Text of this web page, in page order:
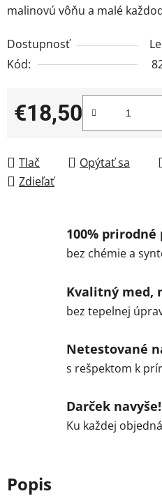
malinovú vôňu a malé
Dostupnosť
Kód:
€18,50
Jednotková cena:
Tlač Opýtať sa
Zdieľať
100%
bez chémie a
Kvalitný med,
bez tepelnej
Netestované
s rešpektom k
Darček navyše!
Ku každej
Popis